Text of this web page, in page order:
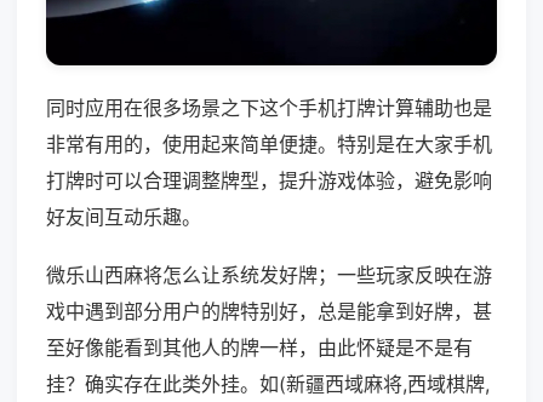
同时应用在很多场景之下这个手机打牌计算辅助也是
非常有用的，使用起来简单便捷。特别是在大家手机
打牌时可以合理调整牌型，提升游戏体验，避免影响
好友间互动乐趣。
微乐山西麻将怎么让系统发好牌；一些玩家反映在游
戏中遇到部分用户的牌特别好，总是能拿到好牌，甚
至好像能看到其他人的牌一样，由此怀疑是不是有
挂？确实存在此类外挂。如(新疆西域麻将,西域棋牌,